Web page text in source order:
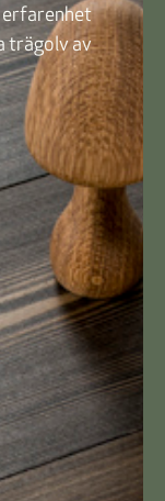
erfarenhet
trägolv av